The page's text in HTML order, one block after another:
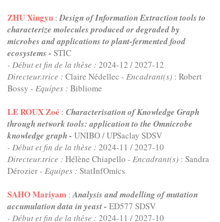
ZHU Xingyu :Design of Information Extraction tools to
characterize molecules produced or degraded by
microbes and applications to plant-fermented food
ecosystems - STIC
- Début et fin de la thèse : 2024-12 /2027-12
Directeur.trice : Claire Nédellec - Encadrant(s) : Robert
Bossy - Equipes : Bibliome
LE ROUX Zoé : Characterisation of Knowledge Graph
through network tools: application to the Omnicrobe
knowledge graph - UNIBO / UPSaclay SDSV
- Début et fin de la thèse : 2024-11 /2027-10
Directeur.trice : Hélène Chiapello - Encadrant(s) : Sandra
Dérozier - Equipes : StatInfOmics
SAHO Mariyam :Analysis and modelling of mutation
accumulation data in yeast - ED577 SDSV
- Début et fin de la thèse : 2024-11 /2027-10